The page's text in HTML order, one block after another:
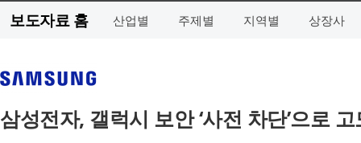
보도자료 홈 산업별 주제별 지역별 상장사
삼성전자, 갤럭시 보안 ‘사전 차단’으로